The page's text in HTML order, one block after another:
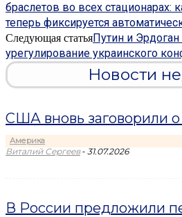
браслетов во всех стационарах:
теперь фиксируется
Следующая статьяПутин и
урегулирование украинского
Новости
США вновь заговорили
Америка
Виталий Сергеев - 31.07.2026
В России предложили